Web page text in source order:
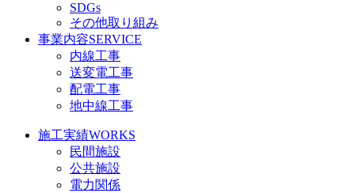
SDGs
その他取り組み
事業内容SERVICE
内線工事
送変電工事
配電工事
地中線工事
施工実績WORKS
民間施設
公共施設
電力関係